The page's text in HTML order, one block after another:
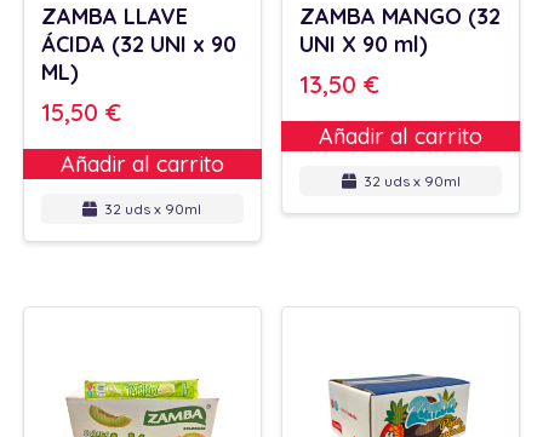
ZAMBA LLAVE
ÁCIDA (32 UNI x 90
ML)
15,50 €
Añadir al carrito
32 uds x 90ml
ZAMBA MANGO (32
UNI X 90 ml)
13,50€
Añadir al carrito
32 uds x 90ml